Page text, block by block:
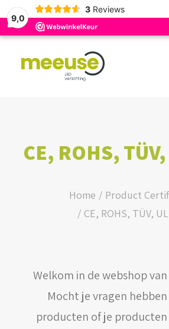
9,0
3 Reviews
BUDGET ASSORTIMENT
WINKELWAGEN
CE, ROHS,
Home
Product
CE, ROHS, TÜV,
Welkom in de webshop
Mocht je vragen
producten of je